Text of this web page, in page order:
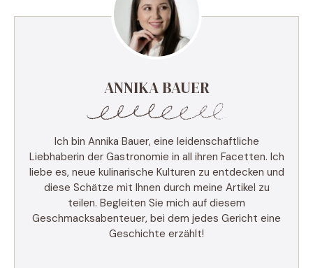
ANNIKA BAUER
Ich bin Annika Bauer, eine leidenschaftliche
Liebhaberin der Gastronomie in all ihren Facetten. Ich
liebe es, neue kulinarische Kulturen zu entdecken und
diese Schätze mit Ihnen durch meine Artikel zu
teilen. Begleiten Sie mich auf diesem
Geschmacksabenteuer, bei dem jedes Gericht eine
Geschichte erzählt!